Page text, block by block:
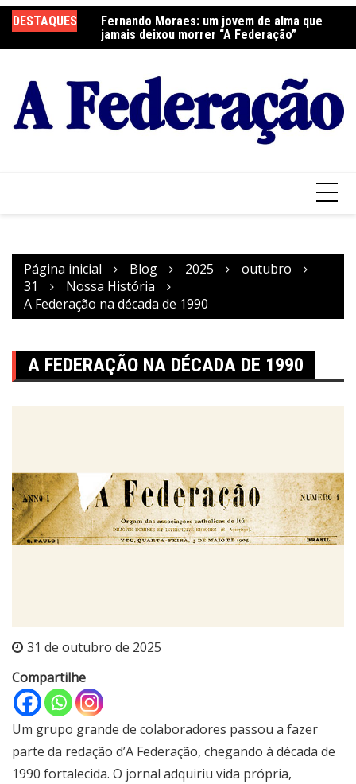
para
o
DESTAQUES
a Festa do
Fernando Moraes: um jovem de alma que
jamais deixou morrer “A Federação”
Página inicial Blog 2025
outubro
31
Nossa História
A Federação na década de 1990
A FEDERAÇÃO NA DÉCADA DE 1990
31 de outubro de 2025
Compartilhe
Um grupo grande de colaboradores passou a fazer
parte da redação d’A Federação, chegando à década de
1990 fortalecida. O jornal adquiriu vida própria,